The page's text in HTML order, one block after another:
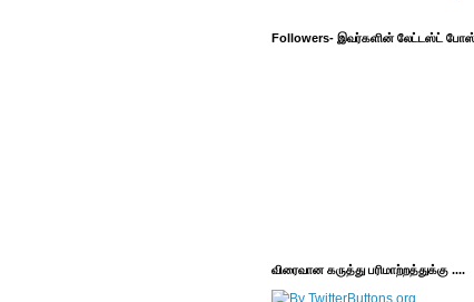
Followers- இவர்களின் லேட்டஸ்ட்
விரைவான கருத்து பரிமாற்றத்துக்கு ....